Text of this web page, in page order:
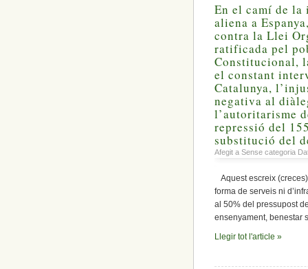
En el camí de la
aliena a
contra la Llei
ratificada pel
Constitucional,
el constant
Catalunya,
negativa al
l’autoritarisme
repressió del
substitució del
Afegit a Sense categoria
Aquest escreix
forma de serveis ni
al 50% del pressupost
ensenyament, benestar
Llegir tot l'article »